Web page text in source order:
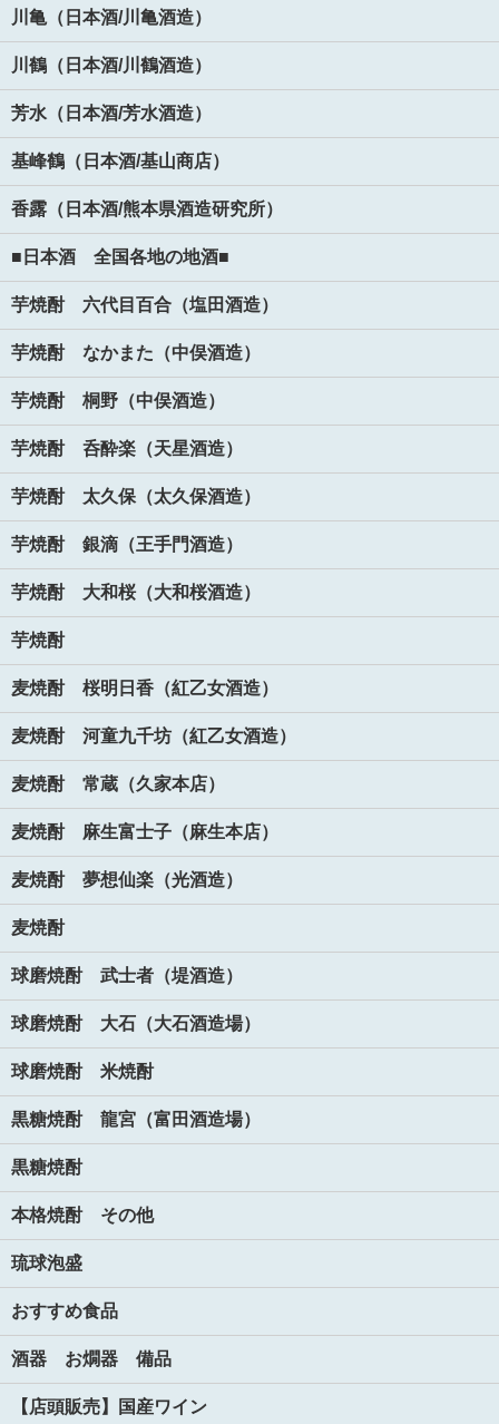
川亀（日本酒/川亀酒造）
川鶴（日本酒/川鶴酒造）
芳水（日本酒/芳水酒造）
基峰鶴（日本酒/基山商店）
香露（日本酒/熊本県酒造研究所）
■日本酒 全国各地の地酒■
芋焼酎 六代目百合（塩田酒造）
芋焼酎 なかまた（中俣酒造）
芋焼酎 桐野（中俣酒造）
芋焼酎 呑酔楽（天星酒造）
芋焼酎 太久保（太久保酒造）
芋焼酎 銀滴（王手門酒造）
芋焼酎 大和桜（大和桜酒造）
芋焼酎
麦焼酎 桜明日香（紅乙女酒造）
麦焼酎 河童九千坊（紅乙女酒造）
麦焼酎 常蔵（久家本店）
麦焼酎 麻生富士子（麻生本店）
麦焼酎 夢想仙楽（光酒造）
麦焼酎
球磨焼酎 武士者（堤酒造）
球磨焼酎 大石（大石酒造場）
球磨焼酎 米焼酎
黒糖焼酎 龍宮（富田酒造場）
黒糖焼酎
本格焼酎 その他
琉球泡盛
おすすめ食品
酒器 お燗器 備品
【店頭販売】国産ワイン